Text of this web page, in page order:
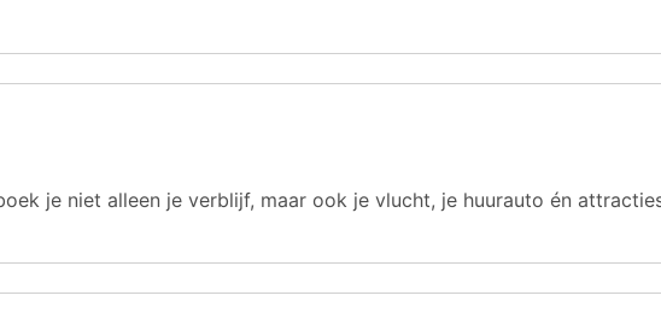
je niet alleen je verblijf, maar ook je vlucht, je huurauto én